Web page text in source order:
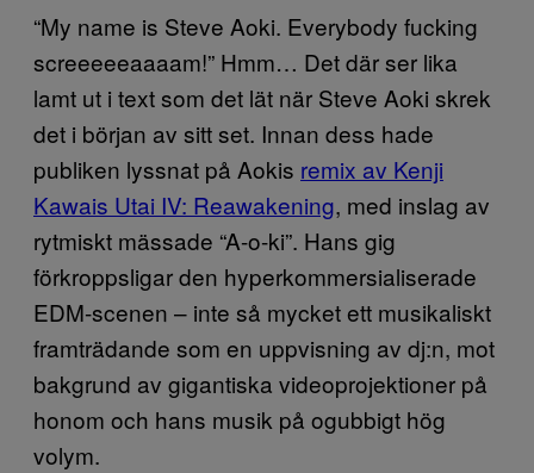
“My name is Steve Aoki. Everybody fucking
screeeeeaaaam!” Hmm… Det där ser lika
lamt ut i text som det lät när Steve Aoki skrek
det i början av sitt set. Innan dess hade
publiken lyssnat på Aokis remix av Kenji
Kawais Utai IV: Reawakening, med inslag av
rytmiskt mässade “A-o-ki”. Hans gig
förkroppsligar den hyperkommersialiserade
EDM-scenen – inte så mycket ett musikaliskt
framträdande som en uppvisning av dj:n, mot
bakgrund av gigantiska videoprojektioner på
honom och hans musik på ogubbigt hög
volym.